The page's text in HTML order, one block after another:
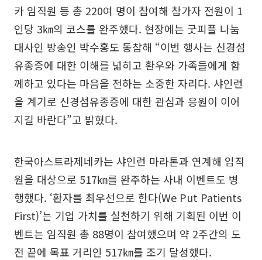
카 임직원 등 총 220여 명이 참여해 참가자 전원이 1
인당 3㎞의 코스를 완주했다. 현장에는 굿피플 나눔
대사인 방송인 박수홍도 동참해 “이번 행사는 신경섬
유종증에 대한 이해를 넓히고 환우와 가족들에게 함
께하고 있다는 마음을 전하는 소중한 자리다. 샤인런
을 계기로 신경섬유종증에 대한 관심과 응원이 이어
지길 바란다”고 밝혔다.
한국아스트라제네카는 샤인런 마라톤과 연계해 임직
원을 대상으로 517㎞를 완주하는 사내 이벤트도 병
행했다. ‘환자를 최우선으로 한다(We Put Patients
First)’는 기업 가치를 실천하기 위해 기획된 이번 이
벤트는 임직원 총 88명이 참여했으며 약 2주간의 도
전 끝에 목표 거리인 517㎞를 조기 달성했다.